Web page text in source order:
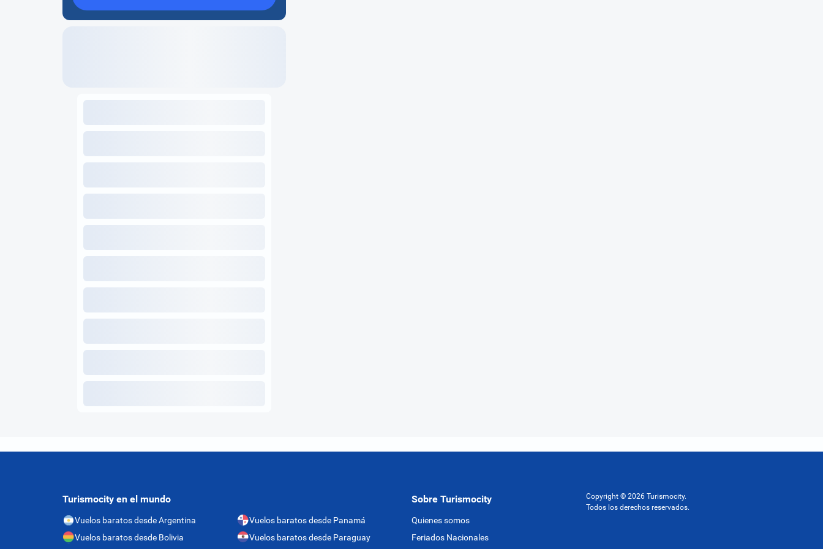
Turismocity en el mundo
Vuelos baratos desde Argentina
Vuelos baratos desde Bolivia
Vuelos baratos desde Panamá
Vuelos baratos desde Paraguay
Sobre Turismocity
Quienes somos
Feriados Nacionales
Copyright © 2026 Turismocity.
Todos los derechos reservados.